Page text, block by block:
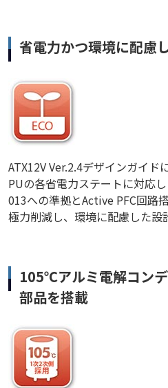
省電力かつ環境に配慮
ATX12V Ver.2.4デザインガイ
PUの各省電力ステートに対応
013への準拠とActive PFC回路
極力削減し、環境に配慮した設
105℃アルミ電解コン
部品を搭載